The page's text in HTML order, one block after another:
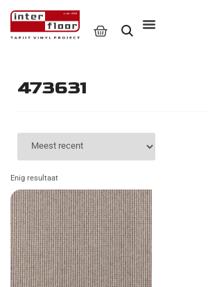
473631
Enig resultaat